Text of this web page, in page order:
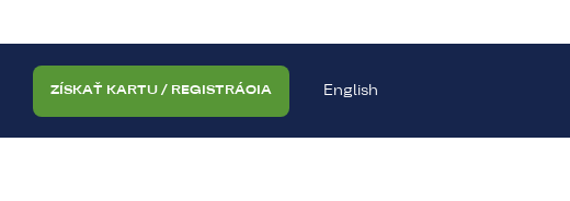
ZÍSKAŤ KARTU / REGISTRÁCIA English